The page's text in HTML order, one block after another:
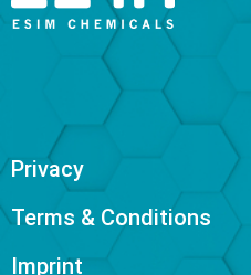
Privacy
Terms & Conditions
Imprint